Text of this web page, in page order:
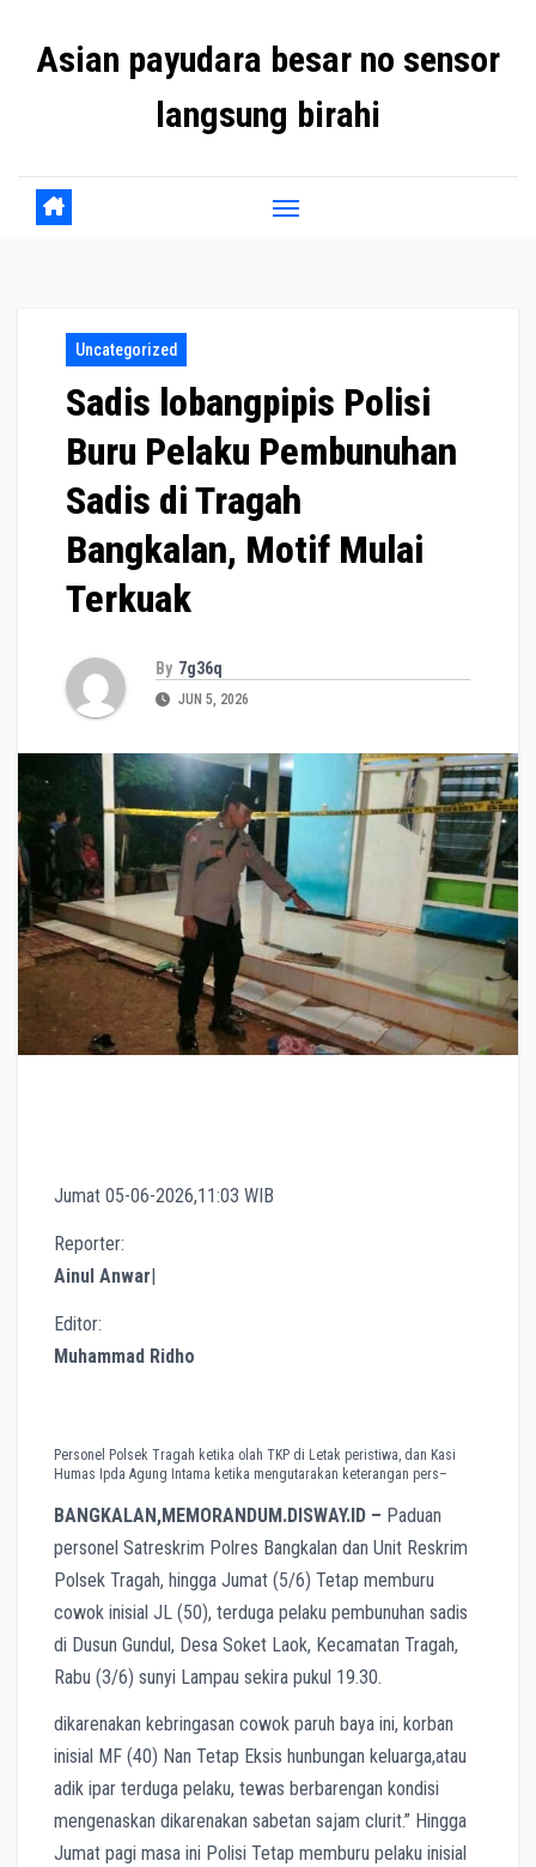
Asian payudara besar no sensor
langsung birahi
Uncategorized
Sadis lobangpipis Polisi
Buru Pelaku Pembunuhan
Sadis di Tragah
Bangkalan, Motif Mulai
Terkuak
By 7g36q
JUN 5, 2026
Jumat 05-06-2026,11:03 WIB
Reporter:
Ainul Anwar
Editor:
Muhammad Ridho
Personel Polsek Tragah ketika olah TKP di Letak peristiwa, dan Kasi
Humas Ipda Agung Intama ketika mengutarakan keterangan pers–
BANGKALAN,MEMORANDUM.DISWAY.ID – Paduan
personel Satreskrim Polres Bangkalan dan Unit Reskrim
Polsek Tragah, hingga Jumat (5/6) Tetap memburu
cowok inisial JL (50), terduga pelaku pembunuhan sadis
di Dusun Gundul, Desa Soket Laok, Kecamatan Tragah,
Rabu (3/6) sunyi Lampau sekira pukul 19.30.
dikarenakan kebringasan cowok paruh baya ini, korban
inisial MF (40) Nan Tetap Eksis hunbungan keluarga,atau
adik ipar terduga pelaku, tewas berbarengan kondisi
mengenaskan dikarenakan sabetan sajam clurit.” Hingga
Jumat pagi masa ini Polisi Tetap memburu pelaku inisial